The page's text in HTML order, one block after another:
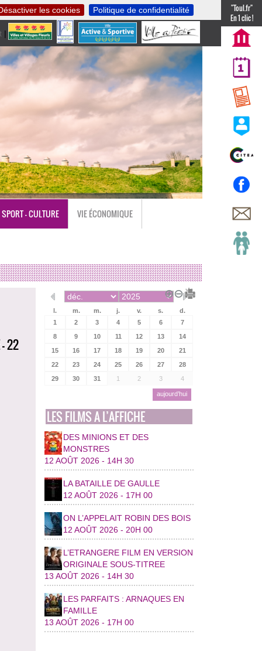
les cookies Politique de confidentialité
|nl
"Toul.fr"
En 1 clic !
SPORT - CULTURE VIE ÉCONOMIQUE
- 22
l. m. m. j. v. s.
d.
1
2 3 4 5 6
7
8
9 10 11 12 13
14
15
16 17 18 19 20
21
22
23 24 25 26 27
28
29
30 31 1 2 3 4
aujourd’hui
LES FILMS A L’AFFICHE
DES MINIONS ET DES
MONSTRES
12 AOÛT 2026 - 14H 30
LA BATAILLE DE GAULLE
12 AOÛT 2026 - 17H 00
ON L’APPELAIT ROBIN DES BOIS
12 AOÛT 2026 - 20H 00
L’ETRANGERE FILM EN VERSION
ORIGINALE SOUS-TITREE
13 AOÛT 2026 - 14H 30
LES PARFAITS : ARNAQUES EN
FAMILLE
13 AOÛT 2026 - 17H 00